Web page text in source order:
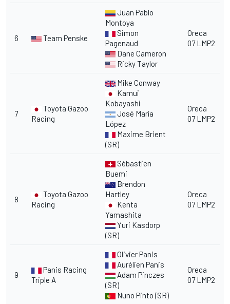
6 Team Penske
Juan Pablo
Montoya
Simon
Pagenaud
Dane Cameron
Ricky Taylor
Oreca
07 LMP2
7
Toyota Gazoo
Racing
Mike Conway
Kamui
Kobayashi
José María
López
Maxime Brient
(SR)
Oreca
07 LMP2
8
Toyota Gazoo
Racing
Sébastien
Buemi
Brendon
Hartley
Kenta
Yamashita
Yuri Kasdorp
(SR)
Oreca
07 LMP2
9
Panis Racing
Triple A
Olivier Panis
Aurélien Panis
Adam Pinczes
(SR)
Nuno Pinto (SR)
Oreca
07 LMP2